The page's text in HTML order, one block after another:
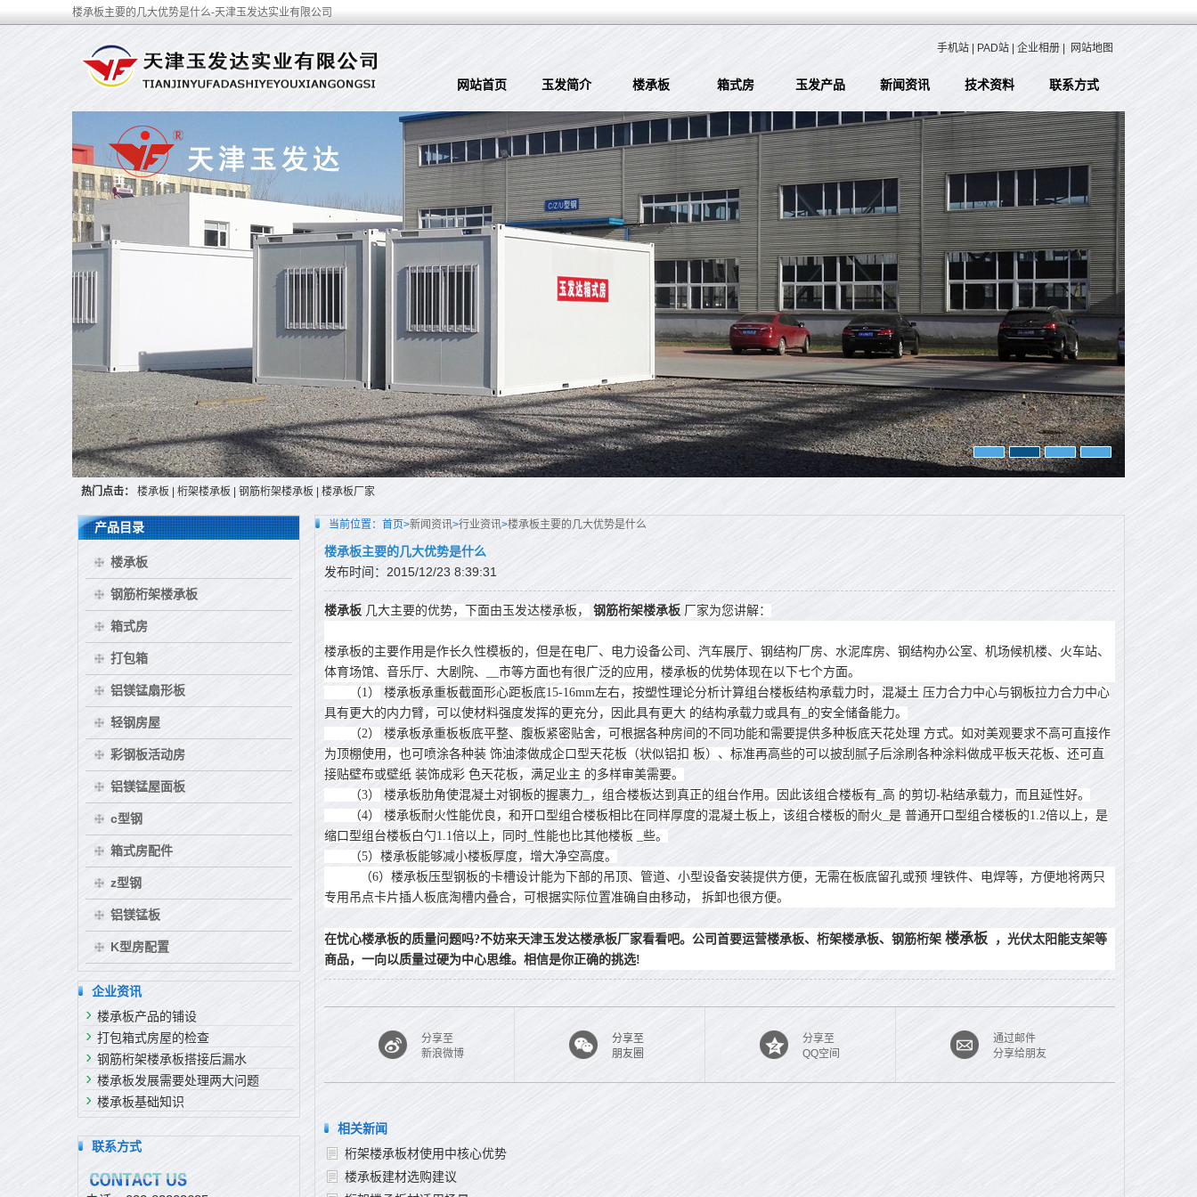
楼承板主要的几大优势是什么-天津玉发达实业有限公司
手机站 PAD站 企业相册 网站地图
网站首页 玉发简介 楼承板 箱式房 玉发产品 新闻资讯 技术资料 联系方式
热门点击： 楼承板 桁架楼承板 钢筋桁架楼承板 楼承板厂家
当前位置： 首页>新闻资讯>行业资讯>楼承板主要的几大优势是什么
楼承板主要的几大优势是什么
发布时间：2015/12/23 8:39:31
楼承板 几大主要的优势，下面由玉发达楼承板， 钢筋桁架楼承板 厂家为您讲解：
楼承板的主要作用是作长久性模板的，但是在电厂、电力设备公司、汽车展厅、钢结构厂房、水泥库房、钢结构办公室、机场候机楼、火车站、
体育场馆、音乐厅、大剧院、__市等方面也有很广泛的应用，楼承板的优势体现在以下七个方面。
（1）
楼承板承重板截面形心距板底15-16mm左右，按塑性理论分析计算组台楼板结构承载力时，混凝土 压力合力中心与钢板拉力合力中心
具有更大的内力臂，可以使材料强度发挥的更充分，因此具有更大 的结构承载力或具有_的安全储备能力。
（2）
楼承板承重板板底平整、腹板紧密贴舍，可根据各种房间的不同功能和需要提供多种板底天花处理 方式。如对美观要求不高可直接作
为顶棚使用，也可喷涂各种装 饰油漆做成企口型天花板（状似铝扣 板）、标准再高些的可以披刮腻子后涂刷各种涂料做成平板天花板、还可直
接贴壁布或壁纸 装饰成彩 色天花板，满足业主 的多样审美需要。
（3）
楼承板肋角使混凝土对钢板的握裹力_，组合楼板达到真正的组台作用。因此该组合楼板有_高 的剪切-粘结承载力，而且延性好。
（4）
楼承板耐火性能优良，和开口型组合楼板相比在同样厚度的混凝土板上，该组合楼板的耐火_是 普通开口型组合楼板的1.2倍以上，是
缩口型组台楼板白勺1.1倍以上，同时_性能也比其他楼板 _些。
（5）楼承板能够减小楼板厚度，增大净空高度。
（6）楼承板压型钢板的卡槽设计能为下部的吊顶、管道、小型设备安装提供方便，无需在板底留孔或预 埋铁件、电焊等，方便地将两只
专用吊点卡片插人板底淘槽内叠合，可根据实际位置准确自由移动， 拆卸也很方便。
在忧心楼承板的质量问题吗?不妨来天津玉发达楼承板厂家看看吧。公司首要运营楼承板、桁架楼承板、钢筋桁架 楼承板
，光伏太阳能支架等
商品，一向以质量过硬为中心思维。相信是你正确的挑选!
分享至
新浪微博
分享至
朋友圈
分享至
QQ空间
通过邮件
分享给朋友
相关新闻
桁架楼承板材使用中核心优势
楼承板建材选购建议
产品目录
楼承板
钢筋桁架楼承板
箱式房
打包箱
铝镁锰扇形板
轻钢房屋
彩钢板活动房
铝镁锰屋面板
c型钢
箱式房配件
z型钢
铝镁锰板
K型房配置
企业资讯
楼承板产品的铺设
打包箱式房屋的检查
钢筋桁架楼承板搭接后漏水
楼承板发展需要处理两大问题
楼承板基础知识
联系方式